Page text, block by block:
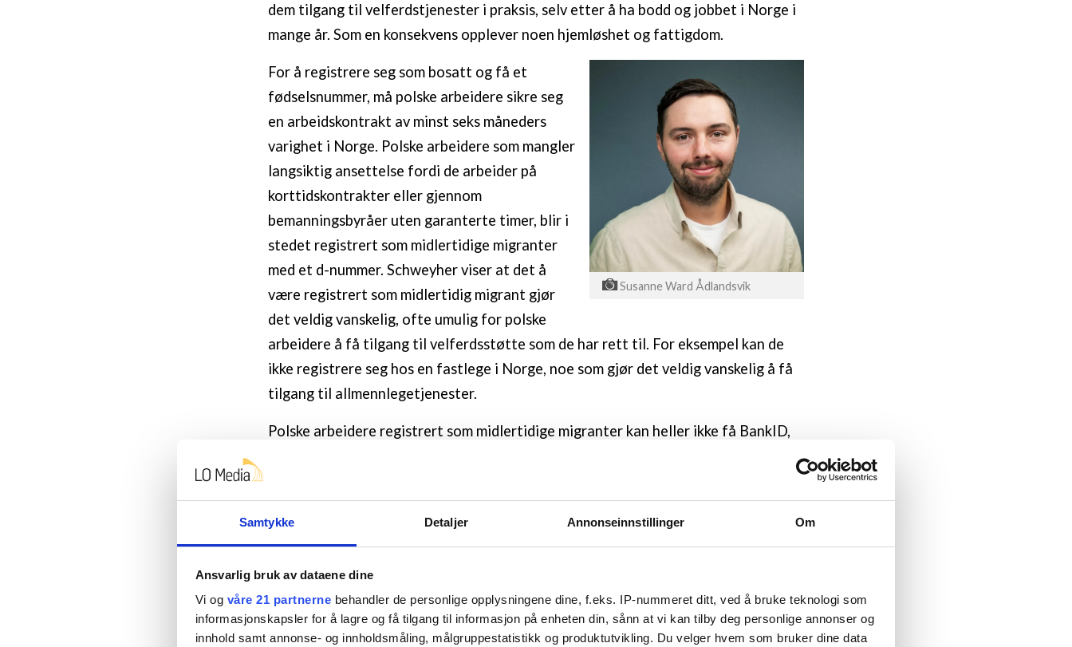
Samtykke Detaljer Annonseinnstillinger Om
Ansvarlig bruk av dataene dine
Vi og våre 21 partnerne behandler de personlige opplysningene dine, f.eks. IP-nummeret ditt, ved å bruke teknologi som
informasjonskapsler for å lagre og få tilgang til informasjon på enheten din, sånn at vi kan tilby deg personlige annonser og
innhold samt annonse- og innholdsmåling, målgruppestatistikk og produktutvikling. Du velger hvem som bruker dine data
dem tilgang til velferdstjenester i praksis, selv etter å ha bodd og jobbet i Norge i
mange år. Som en konsekvens opplever noen hjemløshet og fattigdom.
Susanne Ward Ådlandsvik
For å registrere seg som bosatt og få et
fødselsnummer, må polske arbeidere sikre seg
en arbeidskontrakt av minst seks måneders
varighet i Norge. Polske arbeidere som mangler
langsiktig ansettelse fordi de arbeider på
korttidskontrakter eller gjennom
bemanningsbyråer uten garanterte timer, blir i
stedet registrert som midlertidige migranter
med et d-nummer. Schweyher viser at det å
være registrert som midlertidig migrant gjør
det veldig vanskelig, ofte umulig for polske
arbeidere å få tilgang til velferdsstøtte som de har rett til. For eksempel kan de
ikke registrere seg hos en fastlege i Norge, noe som gjør det veldig vanskelig å få
tilgang til allmennlegetjenester.
Polske arbeidere registrert som midlertidige migranter kan heller ikke få BankID,
sosialhjelp. Kombinasjonen av krav om langsiktig arbeidskontrakt for å bli
registrert som bosatt, og viktigheten av status som bosatt og fødselsnummer for
arbeid til begrenset tilgang til sosiale rettigheter for polske og andre EØS-
borgere i Norge, skriver Schweyher.
Han belyser hvordan det å bli et offer for arbeidslivskriminalitet får konsekvenser